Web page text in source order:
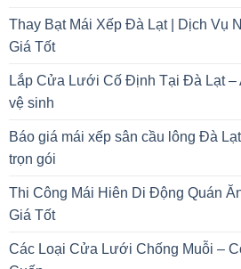
Thay Bạt Mái Xếp Đà Lạt | Dịch Vụ
Giá Tốt
Lắp Cửa Lưới Cố Định Tại Đà Lạt –
vệ sinh
Báo giá mái xếp sân cầu lông Đà
trọn gói
Thi Công Mái Hiên Di Động Quán
Giá Tốt
Các Loại Cửa Lưới Chống Muỗi –